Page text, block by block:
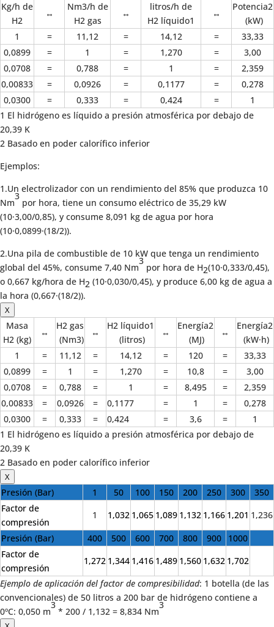
Kg/h de
H2
↔
Nm3/h de
H2 gas
↔
litros/h de
H2 líquido1
↔
Potencia2
(kW)
1
= 11,12 = 14,12 =
33,33
0,0899
= 1 = 1,270 =
3,00
0,0708
= 0,788 = 1 =
2,359
0,00833
= 0,0926 = 0,1177 =
0,278
0,0300
= 0,333 = 0,424 =
1
1 El hidrógeno es líquido a presión atmosférica por debajo de
20,39 K
2 Basado en poder calorífico inferior
Ejemplos:
1.Un electrolizador con un rendimiento del 85% que produzca 10
Nm
3
por hora, tiene un consumo eléctrico de 35,29 kW
(10·3,00/0,85), y consume 8,091 kg de agua por hora
(10·0,0899·(18/2)).
2.Una pila de combustible de 10 kW que tenga un rendimiento
global del 45%, consume 7,40 Nm
3
por hora de H2(10·0,333/0,45),
o 0,667 kg/hora de H2 (10·0,030/0,45), y produce 6,00 kg de agua a
la hora (0,667·(18/2)).
X
Masa
H2 (kg)
↔
H2 gas
(Nm3)
↔
H2 líquido1
(litros)
↔
Energía2
(MJ)
↔
Energía2
(kW·h)
1
= 11,12 = 14,12 = 120 =
33,33
0,0899
= 1 = 1,270 = 10,8 =
3,00
0,0708
= 0,788 = 1 = 8,495 =
2,359
0,00833
= 0,0926 = 0,1177 = 1 =
0,278
0,0300
= 0,333 = 0,424 = 3,6 =
1
1 El hidrógeno es líquido a presión atmosférica por debajo de
20,39 K
2 Basado en poder calorífico inferior
X
Presión (Bar) 1 50 100 150 200 250 300
350
Factor de
compresión
1 1,032 1,065 1,089 1,132 1,166 1,201 1,236
Presión (Bar)
400 500 600 700 800 900
1000
Factor de
compresión
1,272 1,344 1,416 1,489 1,560 1,632 1,702
Ejemplo de aplicación del factor de compresibilidad: 1 botella (de las
convencionales) de 50 litros a 200 bar de hidrógeno contiene a
0ºC: 0,050 m
3
* 200 / 1,132 = 8,834 Nm
3